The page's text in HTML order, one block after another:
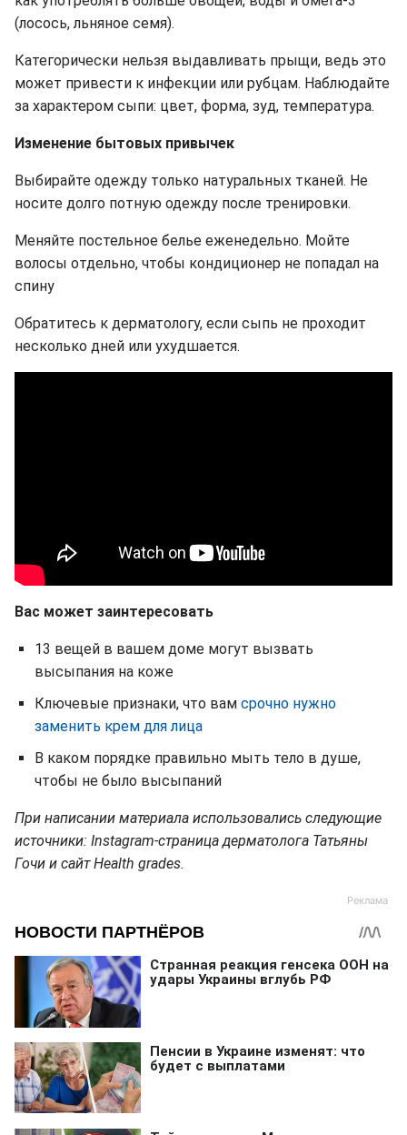
(лосось, льняное семя).
Категорически нельзя выдавливать прыщи, ведь это
может привести к инфекции или рубцам. Наблюдайте
за характером сыпи: цвет, форма, зуд, температура.
Изменение бытовых привычек
Выбирайте одежду только натуральных тканей. Не
носите долго потную одежду после тренировки.
Меняйте постельное белье еженедельно. Мойте
волосы отдельно, чтобы кондиционер не попадал на
спину
Обратитесь к дерматологу, если сыпь не проходит
несколько дней или ухудшается.
Вас может заинтересовать
13 вещей в вашем доме могут вызвать
высыпания на коже
Ключевые признаки, что вам срочно нужно
заменить крем для лица
В каком порядке правильно мыть тело в душе,
чтобы не было высыпаний
При написании материала использовались следующие
источники: Instagram-страница дерматолога Татьяны
Гочи и сайт Health grades.